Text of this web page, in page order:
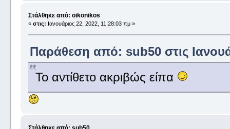
Στάλθηκε από: oikonikos
« στις: Ιανουάριος 22, 2022, 11:28:03 πμ »
Παράθεση από: sub50 στις
Το αντίθετο ακριβώς είπα